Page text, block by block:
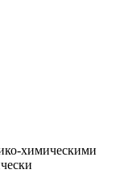
химическими